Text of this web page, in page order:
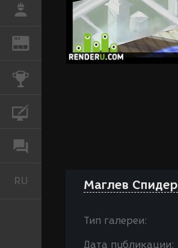
РАБОТА
REN ЖУРНАЛ
RU Маглев Спидер
Тип галереи:
Дата публикации: